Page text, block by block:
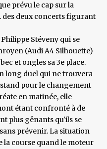
prévu le cap sur la
des deux concerts figurant
Stéveny qui se
(Audi A4 Silhouette)
et ongles sa 3e place.
long duel qui ne trouvera
pour le changement
en matinée, elle
étant confronté à de
plus gênants qu'ils se
prévenir. La situation
la course quand le moteur